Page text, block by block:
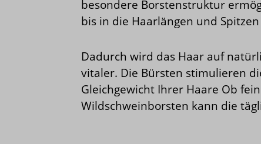
besondere Borstenstruktur
bis in die Haarlängen und
Dadurch wird das Haar auf
vitaler. Die Bürsten stimulieren
Gleichgewicht Ihrer Haare Ob
Wildschweinborsten kann die